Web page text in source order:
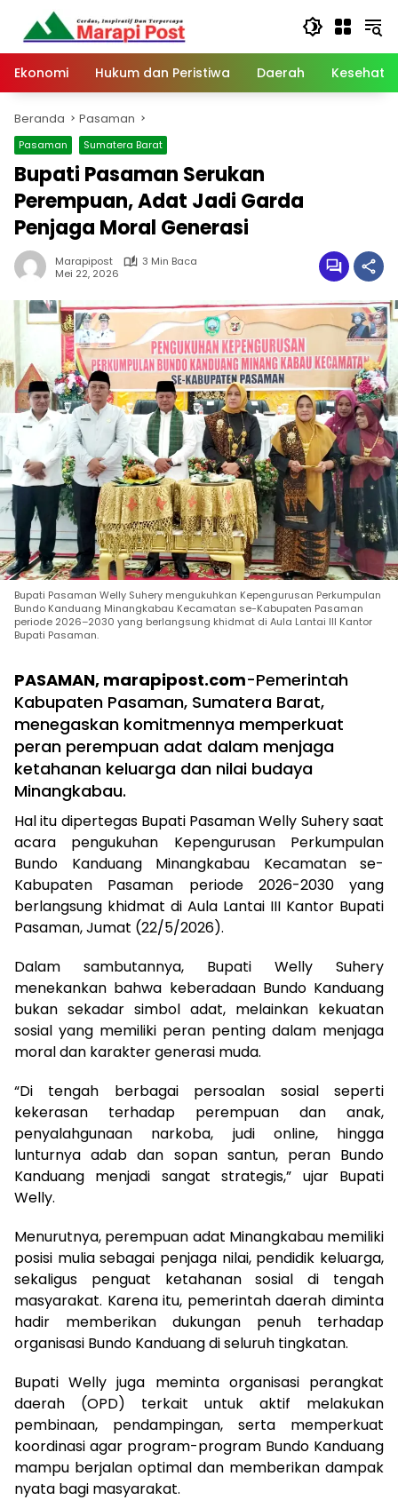
Langsung
konten
Ekonomi
Hukum dan Peristiwa Daerah
Beranda Pasaman
Pasaman Sumatera Barat
Bupati Pasaman Serukan
Perempuan, Adat Jadi Garda
Penjaga Moral Generasi
Marapipost
3 Min Baca
Mei 22, 2026
Bupati Pasaman Welly Suhery mengukuhkan Kepengurusan Perkumpulan
Bundo Kanduang Minangkabau Kecamatan se-Kabupaten Pasaman
periode 2026–2030 yang berlangsung khidmat di Aula Lantai III Kantor
Bupati Pasaman.
PASAMAN, marapipost.com-Pemerintah
Kabupaten Pasaman, Sumatera Barat,
menegaskan komitmennya memperkuat
peran perempuan adat dalam menjaga
ketahanan keluarga dan nilai budaya
Minangkabau.
Hal itu dipertegas Bupati Pasaman Welly Suhery saat
acara pengukuhan Kepengurusan Perkumpulan
Bundo Kanduang Minangkabau Kecamatan se-
Kabupaten Pasaman periode 2026-2030 yang
berlangsung khidmat di Aula Lantai III Kantor Bupati
Pasaman, Jumat (22/5/2026).
Dalam sambutannya, Bupati Welly Suhery
menekankan bahwa keberadaan Bundo Kanduang
bukan sekadar simbol adat, melainkan kekuatan
sosial yang memiliki peran penting dalam menjaga
moral dan karakter generasi muda.
“Di tengah berbagai persoalan sosial seperti
kekerasan terhadap perempuan dan anak,
penyalahgunaan narkoba, judi online, hingga
lunturnya adab dan sopan santun, peran Bundo
Kanduang menjadi sangat strategis,” ujar Bupati
Welly.
Menurutnya, perempuan adat Minangkabau memiliki
posisi mulia sebagai penjaga nilai, pendidik keluarga,
sekaligus penguat ketahanan sosial di tengah
masyarakat. Karena itu, pemerintah daerah diminta
hadir memberikan dukungan penuh terhadap
organisasi Bundo Kanduang di seluruh tingkatan.
Bupati Welly juga meminta organisasi perangkat
daerah (OPD) terkait untuk aktif melakukan
pembinaan, pendampingan, serta memperkuat
koordinasi agar program-program Bundo Kanduang
mampu berjalan optimal dan memberikan dampak
nyata bagi masyarakat.